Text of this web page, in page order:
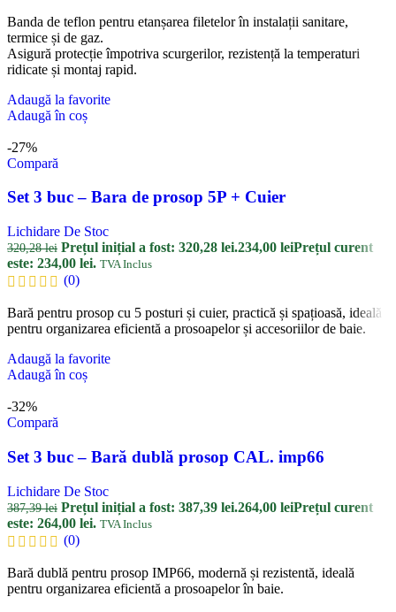
Banda de teflon pentru etanșarea filetelor în instalații sanitare,
termice și de gaz.
Asigură protecție împotriva scurgerilor, rezistență la temperaturi
ridicate și montaj rapid.
Adaugă la favorite
Adaugă în coș
-27%
Compară
Set 3 buc – Bara de prosop 5P + Cuier
Lichidare De Stoc
320,28lei Prețul inițial a fost: 320,28 lei.234,00 leiPrețul curent
este: 234,00 lei. TVA Inclus
(0)
Bară pentru prosop cu 5 posturi și cuier, practică și spațioasă, ideală
pentru organizarea eficientă a prosoapelor și accesoriilor de baie.
Adaugă la favorite
Adaugă în coș
-32%
Compară
Set 3 buc – Bară dublă prosop CAL. imp66
Lichidare De Stoc
387,39lei Prețul inițial a fost: 387,39 lei.264,00 leiPrețul curent
este: 264,00 lei. TVA Inclus
(0)
Bară dublă pentru prosop IMP66, modernă și rezistentă, ideală
pentru organizarea eficientă a prosoapelor în baie.